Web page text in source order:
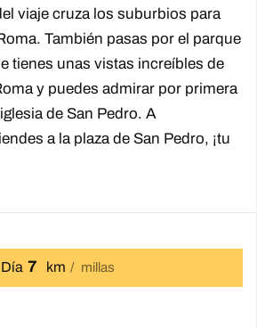
viaje cruza los suburbios para
También pasas por el parque
tienes unas vistas increíbles de
y puedes admirar por primera
de San Pedro. A
a la plaza de San Pedro, ¡tu
Día 7 km millas